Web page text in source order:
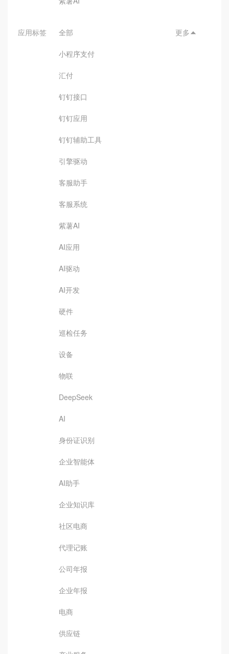
应用标签 全部
小程序支付
汇付
钉钉接口
钉钉应用
钉钉辅助工具
引擎驱动
客服助手
客服系统
紫薯AI
AI应用
AI驱动
AI开发
硬件
巡检任务
设备
物联
DeepSeek
AI
身份证识别
企业智能体
AI助手
企业知识库
社区电商
代理记账
公司年报
企业年报
电商
供应链
更多 